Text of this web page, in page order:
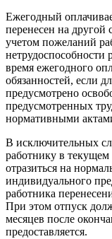
Ежегодный
перенесен на другой
учетом пожеланий
нетрудоспособности
время ежегодного
обязанностей, если
предусмотрено
предусмотренных
нормативными
В исключительных
работнику в
отразиться на
индивидуального
работника
При этом отпуск
месяцев после
предоставляется.